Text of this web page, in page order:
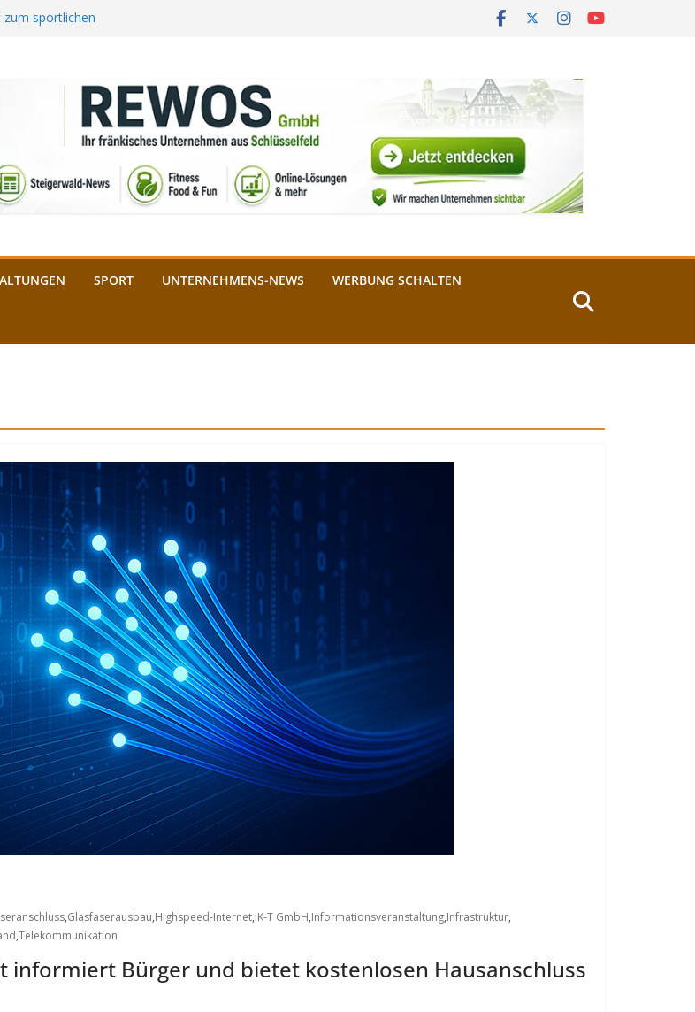
zum sportlichen
die
geboten
ab 3.
SPORT UNTERNEHMENS-NEWS WERBUNG SCHALTEN
,Glasfaserausbau,Highspeed-Internet,IK-T GmbH,Informationsveranstaltung,Infrastruktur,
,Telekommunikation
informiert Bürger und bietet kostenlosen Hausanschluss